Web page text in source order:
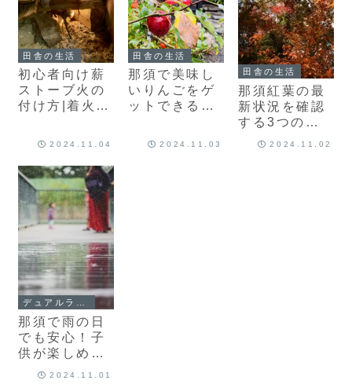
田舎の生活
初心者向け薪
ストーブ火の
付け方|着火剤
2024.11.04
田舎の生活
那須で美味し
いりんごをゲ
ットできる穴
2024.11.03
田舎の生活
那須紅葉の最
新状況を確認
する3つの方
法をご紹介
2024.11.02
那須で雨の日
でも安心！子
供が楽しめる
お財布に優し
2024.11.01